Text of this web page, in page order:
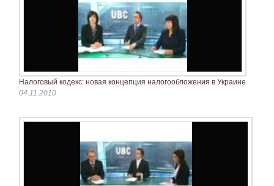
Налоговый кодекс: новая концепция налогообложения в Украине
04.11.2010